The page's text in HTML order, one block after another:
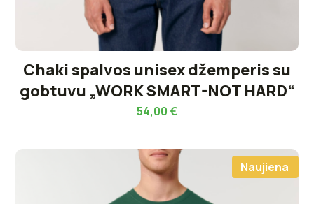
Chaki spalvos unisex džemperis su
gobtuvu „WORK SMART-NOT HARD“
54,00€
Naujiena